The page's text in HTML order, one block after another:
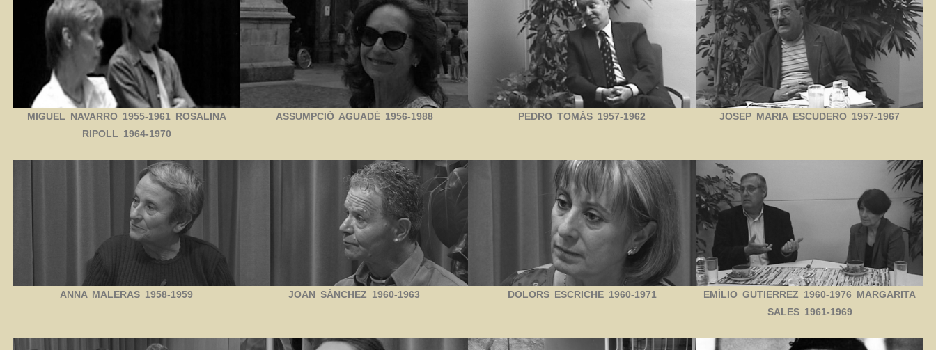
MIGUEL NAVARRO 1955-1961 ROSALINA
RIPOLL 1964-1970
ASSUMPCIÓ AGUADÉ 1956-1988 PEDRO TOMÁS 1957-1962 JOSEP MARIA ESCUDERO 1957-1967
ANNA MALERAS 1958-1959 JOAN SÁNCHEZ 1960-1963 DOLORS ESCRICHE 1960-1971
EMÍLIO GUTIERREZ 1960-1976 MARGARITA
SALES 1961-1969